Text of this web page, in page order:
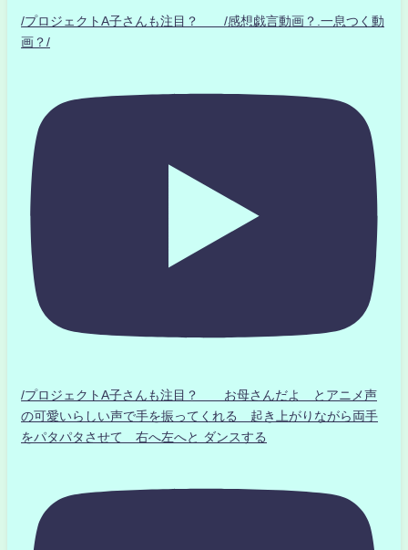
/プロジェクトA子さんも注目？ /感想戯言動画？.一息つく動
画？/
/プロジェクトA子さんも注目？ お母さんだよ とアニメ声
の可愛いらしい声で手を振ってくれる 起き上がりながら両手
をパタパタさせて 右へ左へと ダンスする